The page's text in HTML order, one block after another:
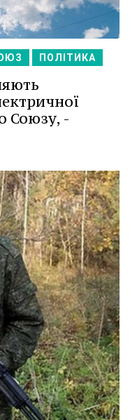
ПОЛІТИКА
Союзу, -